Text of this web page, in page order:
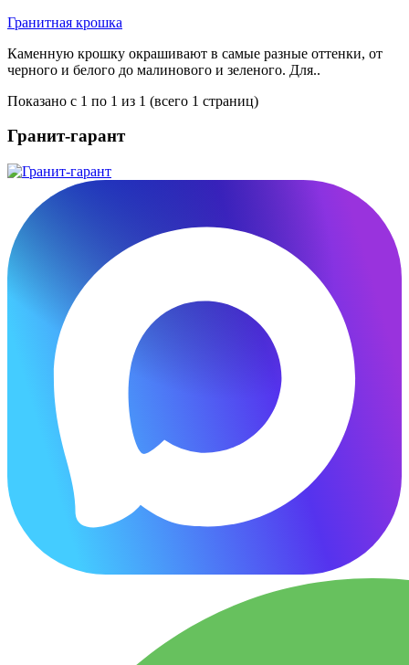
Гранитная крошка
Каменную крошку окрашивают в самые разные оттенки, от
черного и белого до малинового и зеленого. Для..
Показано с 1 по 1 из 1 (всего 1 страниц)
Гранит-гарант